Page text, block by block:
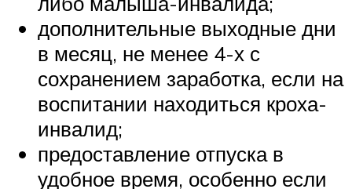
дополнительные выходные дни
в месяц, не менее 4-х с
сохранением заработка, если на
воспитании находиться кроха-
инвалид;
предоставление отпуска в
удобное время, особенно если